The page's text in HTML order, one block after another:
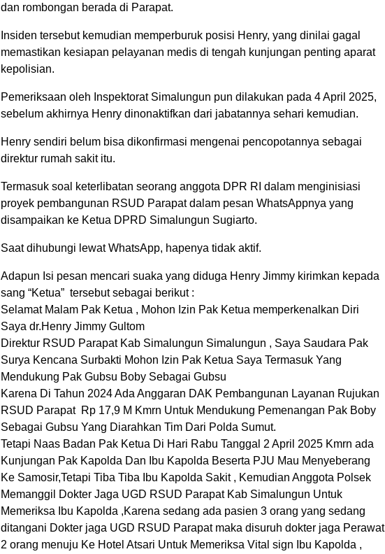
dan rombongan berada di Parapat.
Insiden tersebut kemudian memperburuk posisi Henry, yang dinilai gagal
memastikan kesiapan pelayanan medis di tengah kunjungan penting aparat
kepolisian.
Pemeriksaan oleh Inspektorat Simalungun pun dilakukan pada 4 April 2025,
sebelum akhirnya Henry dinonaktifkan dari jabatannya sehari kemudian.
Henry sendiri belum bisa dikonfirmasi mengenai pencopotannya sebagai
direktur rumah sakit itu.
Termasuk soal keterlibatan seorang anggota DPR RI dalam menginisiasi
proyek pembangunan RSUD Parapat dalam pesan WhatsAppnya yang
disampaikan ke Ketua DPRD Simalungun Sugiarto.
Saat dihubungi lewat WhatsApp, hapenya tidak aktif.
Adapun Isi pesan mencari suaka yang diduga Henry Jimmy kirimkan kepada
sang “Ketua” tersebut sebagai berikut :
Selamat Malam Pak Ketua , Mohon Izin Pak Ketua memperkenalkan Diri
Saya dr.Henry Jimmy Gultom
Direktur RSUD Parapat Kab Simalungun Simalungun , Saya Saudara Pak
Surya Kencana Surbakti Mohon Izin Pak Ketua Saya Termasuk Yang
Mendukung Pak Gubsu Boby Sebagai Gubsu
Karena Di Tahun 2024 Ada Anggaran DAK Pembangunan Layanan Rujukan
RSUD Parapat Rp 17,9 M Kmrn Untuk Mendukung Pemenangan Pak Boby
Sebagai Gubsu Yang Diarahkan Tim Dari Polda Sumut.
Tetapi Naas Badan Pak Ketua Di Hari Rabu Tanggal 2 April 2025 Kmrn ada
Kunjungan Pak Kapolda Dan Ibu Kapolda Beserta PJU Mau Menyeberang
Ke Samosir,Tetapi Tiba Tiba Ibu Kapolda Sakit , Kemudian Anggota Polsek
Memanggil Dokter Jaga UGD RSUD Parapat Kab Simalungun Untuk
Memeriksa Ibu Kapolda ,Karena sedang ada pasien 3 orang yang sedang
ditangani Dokter jaga UGD RSUD Parapat maka disuruh dokter jaga Perawat
2 orang menuju Ke Hotel Atsari Untuk Memeriksa Vital sign Ibu Kapolda ,